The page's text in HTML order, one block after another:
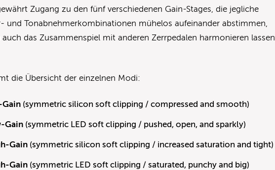
Zugang zu den fünf verschiedenen Gain-Stages, die jegliche
und Tonabnehmerkombinationen mühelos aufeinander abstimmen,
auch das Zusammenspiel mit anderen Zerrpedalen harmonieren lassen
die Übersicht der einzelnen Modi:
Gain(symmetric silicon soft clipping / compressed and smooth)
Gain(symmetric LED soft clipping / pushed, open, and sparkly)
Gain(symmetric silicon soft clipping / increased saturation and tight)
Gain(symmetric LED soft clipping / saturated, punchy and big)